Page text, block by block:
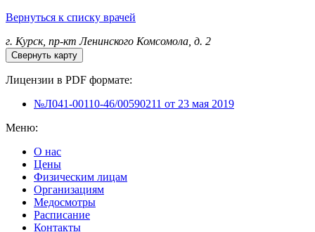
Вернуться к списку врачей
г. Курск, пр-кт Ленинского Комсомола, д. 2
Свернуть карту
Лицензии в PDF формате:
№Л041-00110-46/00590211 от 23 мая 2019
Меню:
О нас
Цены
Физическим лицам
Организациям
Медосмотры
Расписание
Контакты